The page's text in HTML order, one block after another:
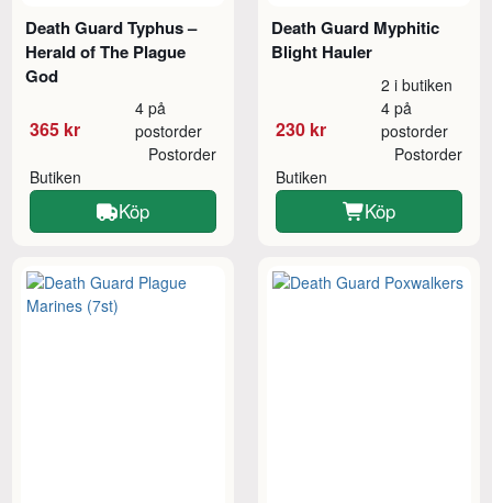
Death Guard Typhus –
Herald of The Plague
God
365 kr
4 på
postorder
Butiken
Postorder
Köp
Death Guard Myphitic
Blight Hauler
230 kr
2 i butiken
4 på
postorder
Butiken
Postorder
Köp